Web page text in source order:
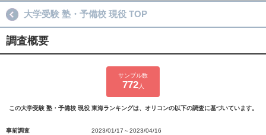
大学受験 塾・予備校 現役 TOP
調査概要
サンプル数
772人
この大学受験 塾・予備校 現役 東海ランキングは、オリコンの以下の調査に基づいています。
事前調査
2023/01/17～2023/04/16